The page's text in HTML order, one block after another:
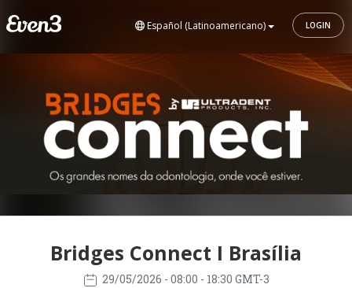
Español (Latinoamericano) LOGIN
Bridges Connect I Brasília
29/05/2026 - 08:00 - 18:30 GMT-3